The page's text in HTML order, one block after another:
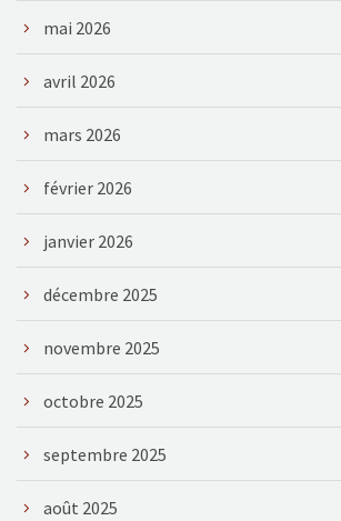
mai 2026
avril 2026
mars 2026
février 2026
janvier 2026
décembre 2025
novembre 2025
octobre 2025
septembre 2025
août 2025